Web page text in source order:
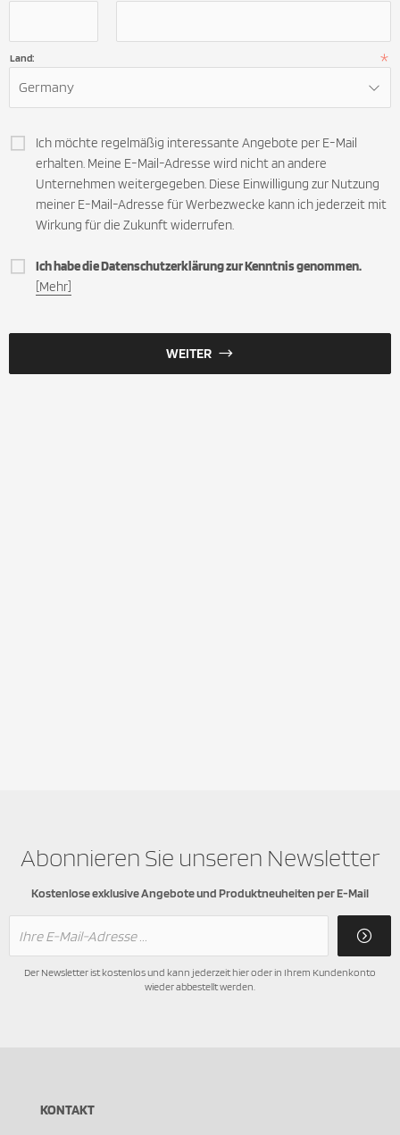
Land:
Germany
Ich möchte regelmäßig interessante Angebote per E-Mail
erhalten. Meine E-Mail-Adresse wird nicht an andere
Unternehmen weitergegeben. Diese Einwilligung zur Nutzung
meiner E-Mail-Adresse für Werbezwecke kann ich jederzeit mit
Wirkung für die Zukunft widerrufen.
Ich habe die Datenschutzerklärung zur Kenntnis genommen.
[Mehr]
WEITER
Abonnieren Sie unseren Newsletter
Kostenlose exklusive Angebote und Produktneuheiten per E-Mail
Der Newsletter ist kostenlos und kann jederzeit hier oder in Ihrem Kundenkonto
wieder abbestellt werden.
KONTAKT